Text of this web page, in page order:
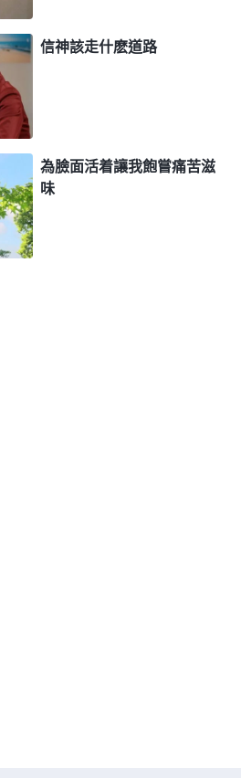
憐憫 迷霧消散
又回了趟老家，剛好遇見信神
，母親便將我的苦惱説了出
地給我交通神的話。當時，弟
「全能者憐憫這些受苦至深的
本就没有知覺的人，因為他要
來的答案。他要尋找，尋找你
你水，給你食物，讓你苏醒過
餓。當你感覺到疲憊時，當你
信神該走什麽道路
為臉面活着讓我飽嘗痛苦滋
味